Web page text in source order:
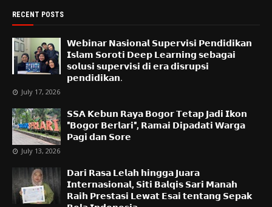
RECENT POSTS
𝗪𝗲𝗯𝗶𝗻𝗮𝗿 𝗡𝗮𝘀𝗶𝗼𝗻𝗮𝗹 𝗦𝘂𝗽𝗲𝗿𝘃𝗶𝘀𝗶 𝗣𝗲𝗻𝗱𝗶𝗱𝗶𝗸𝗮𝗻
𝗜𝘀𝗹𝗮𝗺 𝗦𝗼𝗿𝗼𝘁𝗶 𝗗𝗲𝗲𝗽 𝗟𝗲𝗮𝗿𝗻𝗶𝗻𝗴 𝘀𝗲𝗯𝗮𝗴𝗮𝗶
𝘀𝗼𝗹𝘂𝘀𝗶 𝘀𝘂𝗽𝗲𝗿𝘃𝗶𝘀𝗶 𝗱𝗶 𝗲𝗿𝗮 𝗱𝗶𝘀𝗿𝘂𝗽𝘀𝗶
𝗽𝗲𝗻𝗱𝗶𝗱𝗶𝗸𝗮𝗻.
July 17, 2026
𝗦𝗦𝗔 𝗞𝗲𝗯𝘂𝗻 𝗥𝗮𝘆𝗮 𝗕𝗼𝗴𝗼𝗿 𝗧𝗲𝘁𝗮𝗽 𝗝𝗮𝗱𝗶 𝗜𝗸𝗼𝗻
"𝗕𝗼𝗴𝗼𝗿 𝗕𝗲𝗿𝗹𝗮𝗿𝗶", 𝗥𝗮𝗺𝗮𝗶 𝗗𝗶𝗽𝗮𝗱𝗮𝘁𝗶 𝗪𝗮𝗿𝗴𝗮
𝗣𝗮𝗴𝗶 𝗱𝗮𝗻 𝗦𝗼𝗿𝗲
July 13, 2026
𝗗𝗮𝗿𝗶 𝗥𝗮𝘀𝗮 𝗟𝗲𝗹𝗮𝗵 𝗵𝗶𝗻𝗴𝗴𝗮 𝗝𝘂𝗮𝗿𝗮
𝗜𝗻𝘁𝗲𝗿𝗻𝗮𝘀𝗶𝗼𝗻𝗮𝗹, 𝗦𝗶𝘁𝗶 𝗕𝗮𝗹𝗾𝗶𝘀 𝗦𝗮𝗿𝗶 𝗠𝗮𝗻𝗮𝗵
𝗥𝗮𝗶𝗵 𝗣𝗿𝗲𝘀𝘁𝗮𝘀𝗶 𝗟𝗲𝘄𝗮𝘁 𝗘𝘀𝗮𝗶 𝘁𝗲𝗻𝘁𝗮𝗻𝗴 𝗦𝗲𝗽𝗮𝗸